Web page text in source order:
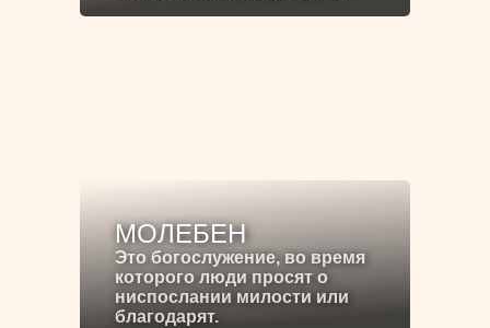
МОЛЕБЕН
Это богослужение, во время
которого люди просят о
ниспослании милости или
благодарят.